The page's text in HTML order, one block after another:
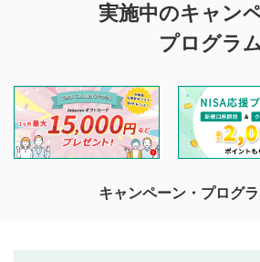
投稿に関する
を目的として、各動画コンテンツに、
投稿ができます。利用者は以下の注意
閲覧および投稿を行うものとしてくださ
他の利用者が動画を視聴される際の参
待ちしております。
なお、投稿をもって、本注意事項に同意
実施中のキャン
プログラ
キャンペーン・プログ